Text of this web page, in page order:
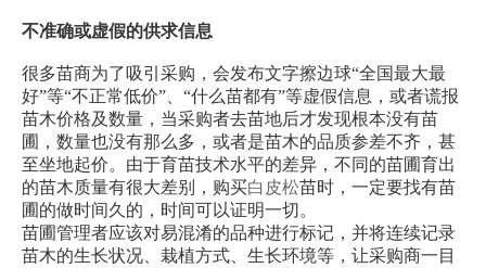
不准确或虚假的供求信息
很多苗商为了吸引采购，会发布文字擦边球“全国最大最
好”等“不正常低价”、“什么苗都有”等虚假信息，或者谎报
苗木价格及数量，当采购者去苗地后才发现根本没有苗
圃，数量也没有那么多，或者是苗木的品质参差不齐，甚
至坐地起价。由于育苗技术水平的差异，不同的苗圃育出
的苗木质量有很大差别，购买白皮松苗时，一定要找有苗
圃的做时间久的，时间可以证明一切。
苗圃管理者应该对易混淆的品种进行标记，并将连续记录
苗木的生长状况、栽植方式、生长环境等，让采购商一目